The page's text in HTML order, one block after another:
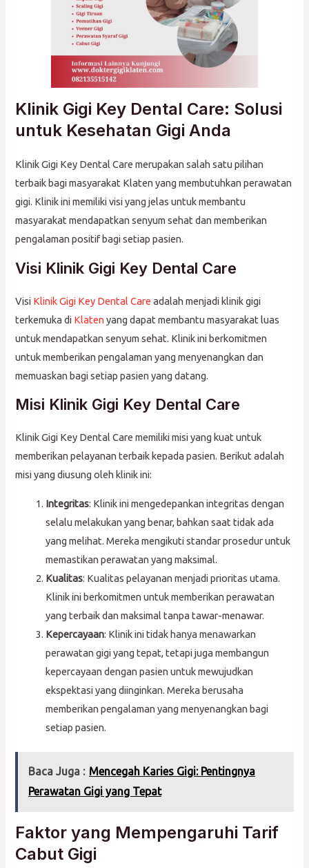
Klinik Gigi Key Dental Care: Solusi
untuk Kesehatan Gigi Anda
Klinik Gigi Key Dental Care merupakan salah satu pilihan
terbaik bagi masyarakat Klaten yang membutuhkan perawatan
gigi. Klinik ini memiliki visi yang jelas untuk membantu
masyarakat mendapatkan senyum sehat dan memberikan
pengalaman positif bagi setiap pasien.
Visi Klinik Gigi Key Dental Care
Visi Klinik Gigi Key Dental Care adalah menjadi klinik gigi
terkemuka di Klatenyang dapat membantu masyarakat luas
untuk mendapatkan senyum sehat. Klinik ini berkomitmen
untuk memberikan pengalaman yang menyenangkan dan
memuaskan bagi setiap pasien yang datang.
Misi Klinik Gigi Key Dental Care
Klinik Gigi Key Dental Care memiliki misi yang kuat untuk
memberikan pelayanan terbaik kepada pasien. Berikut adalah
misi yang diusung oleh klinik ini:
Integritas: Klinik ini mengedepankan integritas dengan
selalu melakukan yang benar, bahkan saat tidak ada
yang melihat. Mereka mengikuti standar prosedur untuk
memastikan perawatan yang maksimal.
Kualitas: Kualitas pelayanan menjadi prioritas utama.
Klinik ini berkomitmen untuk memberikan perawatan
yang terbaik dan maksimal tanpa tawar-menawar.
Kepercayaan: Klinik ini tidak hanya menawarkan
perawatan gigi yang tepat, tetapi juga membangun
kepercayaan dengan pasien untuk mewujudkan
ekspektasi yang diinginkan. Mereka berusaha
memberikan pengalaman yang menyenangkan bagi
setiap pasien.
Baca Juga : Mencegah Karies Gigi: Pentingnya
Perawatan Gigi yang Tepat
Faktor yang Mempengaruhi Tarif
Cabut Gigi